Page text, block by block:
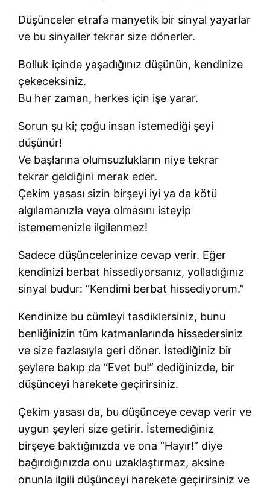
Düşünceler etrafa manyetik bir sinyal yayarlar
ve bu sinyaller tekrar size dönerler.
Bolluk içinde yaşadığınız düşünün, kendinize
çekeceksiniz.
Bu her zaman, herkes için işe yarar.
Sorun şu ki; çoğu insan istemediği şeyi
düşünür!
Ve başlarına olumsuzlukların niye tekrar
tekrar geldiğini merak eder.
Çekim yasası sizin birşeyi iyi ya da kötü
algılamanızla veya olmasını isteyip
istememenizle ilgilenmez!
Sadece düşüncelerinize cevap verir. Eğer
kendinizi berbat hissediyorsanız, yolladığınız
sinyal budur: “Kendimi berbat hissediyorum.”
Kendinize bu cümleyi tasdiklersiniz, bunu
benliğinizin tüm katmanlarında hissedersiniz
ve size fazlasıyla geri döner. İstediğiniz bir
şeylere bakıp da “Evet bu!” dediğinizde, bir
düşünceyi harekete geçirirsiniz.
Çekim yasası da, bu düşünceye cevap verir ve
uygun şeyleri size getirir. İstemediğiniz
birşeye baktığınızda ve ona “Hayır!” diye
bağırdığınızda onu uzaklaştırmaz, aksine
onunla ilgili düşünceyi harekete geçirirsiniz ve